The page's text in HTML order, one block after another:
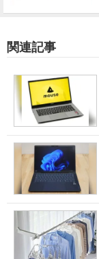
関連記事